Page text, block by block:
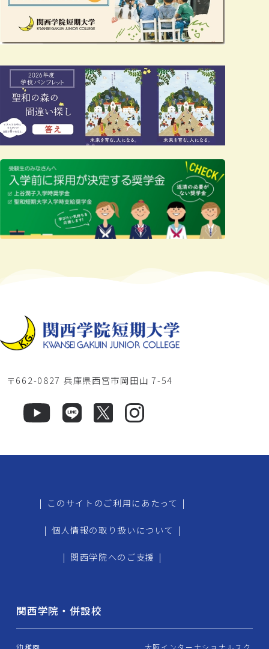
〒662-0827 兵庫県西宮市岡田山 7-54
| このサイトのご利用にあたって |
| 個人情報の取り扱いについて |
| 関西学院へのご支援 |
関西学院・併設校